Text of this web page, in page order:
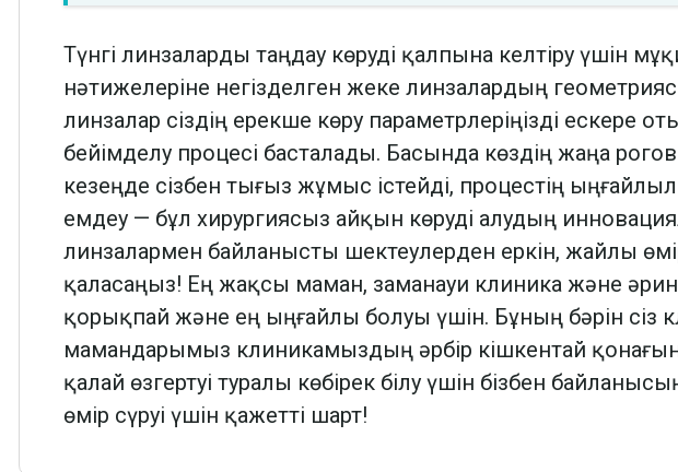
Түнгі линзаларды таңдау көруді қалпына келтіру үшін
нәтижелеріне негізделген жеке линзалардың
линзалар сіздің ерекше көру параметрлеріңізді ескере
бейімделу процесі басталады. Басында көздің жаңа
кезеңде сізбен тығыз жұмыс істейді, процестің
емдеу — бұл хирургиясыз айқын көруді алудың
линзалармен байланысты шектеулерден еркін, жайлы
қаласаңыз! Ең жақсы маман, заманауи клиника және
қорықпай және ең ыңғайлы болуы үшін. Бұның бәрін сіз
мамандарымыз клиникамыздың әрбір кішкентай
қалай өзгертуі туралы көбірек білу үшін бізбен
өмір сүруі үшін қажетті шарт!